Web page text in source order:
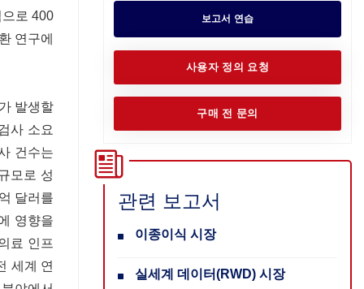
로 400
연구에
발생할
사 소요
건수는
모로 성
달러를
영향을
료 인프
세계 연
보고서 연습
사용자 정의 요청
구매 전 문의
관련 보고서
이종이식 시장
실세계 데이터(RWD) 시장